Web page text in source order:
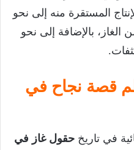
المستقرة منه إلى نحو
الغاز، بالإضافة إلى نحو
قصة نجاح في
في تاريخ حقول غاز في